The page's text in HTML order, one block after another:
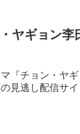
ヤギョン李
『チョン・ヤ
見逃し配信サ